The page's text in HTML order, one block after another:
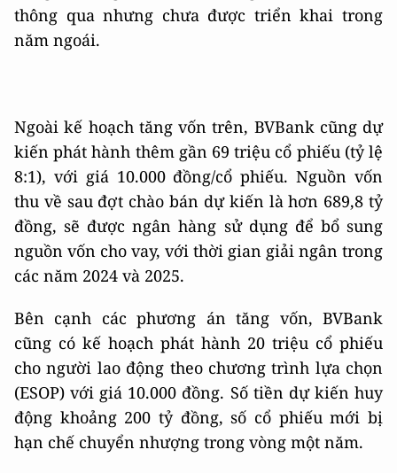
thông qua nhưng chưa được triển khai trong
năm ngoái.
Ngoài kế hoạch tăng vốn trên, BVBank cũng dự
kiến phát hành thêm gần 69 triệu cổ phiếu (tỷ lệ
8:1), với giá 10.000 đồng/cổ phiếu. Nguồn vốn
thu về sau đợt chào bán dự kiến là hơn 689,8 tỷ
đồng, sẽ được ngân hàng sử dụng để bổ sung
nguồn vốn cho vay, với thời gian giải ngân trong
các năm 2024 và 2025.
Bên cạnh các phương án tăng vốn, BVBank
cũng có kế hoạch phát hành 20 triệu cổ phiếu
cho người lao động theo chương trình lựa chọn
(ESOP) với giá 10.000 đồng. Số tiền dự kiến huy
động khoảng 200 tỷ đồng, số cổ phiếu mới bị
hạn chế chuyển nhượng trong vòng một năm.